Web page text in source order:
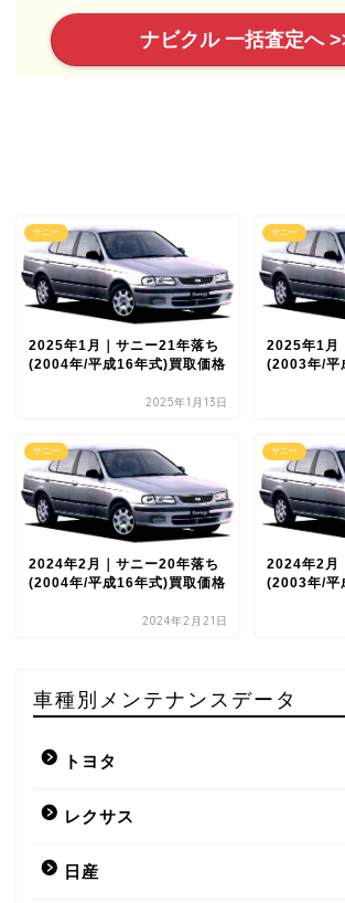
ナビクル 一括査定へ
サニー
2025年1月｜サニー21年落ち
(2004年/平成16年式)買取価格
2025年1月13日
サニー
2025年1月
(2003年/平
サニー
2024年2月｜サニー20年落ち
(2004年/平成16年式)買取価格
2024年2月21日
サニー
2024年2月
(2003年/平
車種別メンテナンスデータ
トヨタ
レクサス
日産